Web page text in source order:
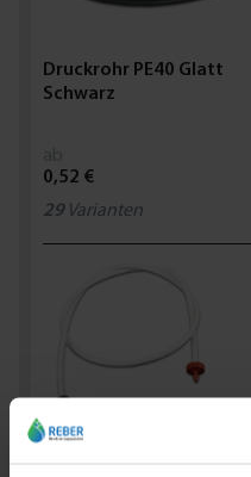
Druckrohr PE40 Glatt
Schwarz
0,52 €
29Varianten